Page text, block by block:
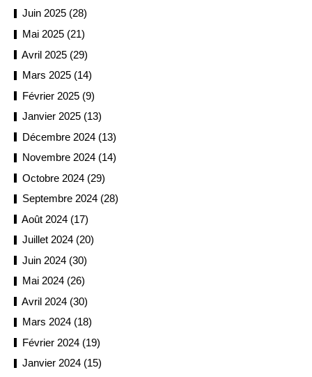
Juin 2025 (28)
Mai 2025 (21)
Avril 2025 (29)
Mars 2025 (14)
Février 2025 (9)
Janvier 2025 (13)
Décembre 2024 (13)
Novembre 2024 (14)
Octobre 2024 (29)
Septembre 2024 (28)
Août 2024 (17)
Juillet 2024 (20)
Juin 2024 (30)
Mai 2024 (26)
Avril 2024 (30)
Mars 2024 (18)
Février 2024 (19)
Janvier 2024 (15)